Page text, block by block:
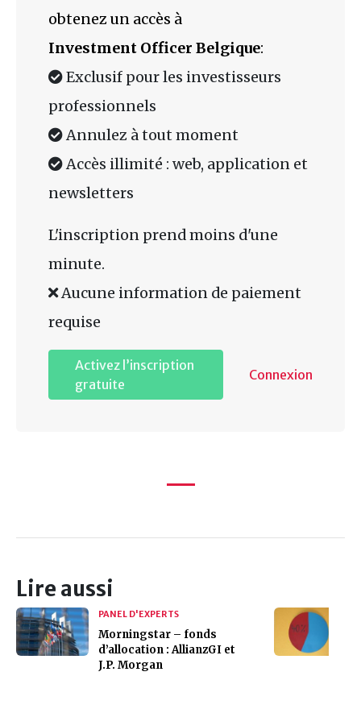
obtenez un accès à
Investment Officer Belgique:
Exclusif pour les investisseurs
professionnels
Annulez à tout moment
Accès illimité : web, application et
newsletters
L'inscription prend moins d'une
minute.
Aucune information de paiement
requise
Activez l’inscription
gratuite
Connexion
Lire aussi
PANEL D'EXPERTS
Morningstar – fonds
d’allocation : AllianzGI et
J.P. Morgan